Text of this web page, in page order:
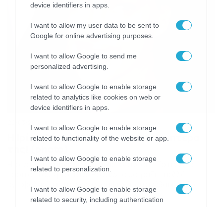
device identifiers in apps.
I want to allow my user data to be sent to
Google for online advertising purposes.
I want to allow Google to send me
personalized advertising.
I want to allow Google to enable storage
related to analytics like cookies on web or
device identifiers in apps.
I want to allow Google to enable storage
related to functionality of the website or app.
I want to allow Google to enable storage
related to personalization.
I want to allow Google to enable storage
related to security, including authentication
Η Ιρίνα Σάικ όπως την γέννησε η μητέρα
Η Ιρίνα Σάικ όπως δεν την έχετε ξαναδεί! Το άλλοτε
κορίτσι του Κριστιάνο Ρονάλντο μοιράζει πολλά
εγκεφαλικά, με τις φωτογραφίες που ανέβασε η ίδια
στον προσωπικό της λογαριασμό στο ίνσταγκραμ.
Απολαύστε την…